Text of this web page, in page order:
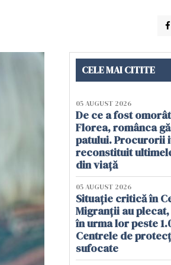
CELE MAI CITITE
05 AUGUST 2026
De ce a fost
Florea, românca
patului. Procurorii
reconstituit
din viață
05 AUGUST 2026
Situație critică în
Migranții au
în urma lor peste
Centrele de
sufocate